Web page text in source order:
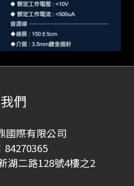
們
國際有限公司
84270365
湖二路128號4樓之2